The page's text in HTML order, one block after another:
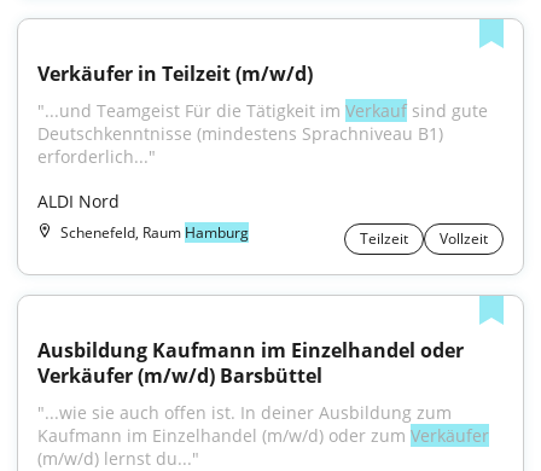
Verkäufer in Teilzeit (m/w/d)
"...und Teamgeist Für die Tätigkeit im Verkauf sind gute
Deutschkenntnisse (mindestens Sprachniveau B1)
erforderlich..."
ALDI Nord
Schenefeld, Raum Hamburg Teilzeit Vollzeit
Ausbildung Kaufmann im Einzelhandel oder
Verkäufer (m/w/d) Barsbüttel
"...wie sie auch offen ist. In deiner Ausbildung zum
Kaufmann im Einzelhandel (m/w/d) oder zum Verkäufer
(m/w/d) lernst du..."